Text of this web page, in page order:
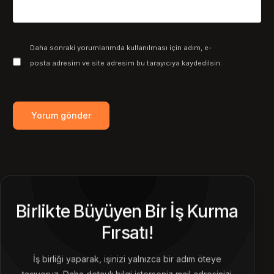
Daha sonraki yorumlarımda kullanılması için adım, e-
posta adresim ve site adresim bu tarayıcıya kaydedilsin.
Birlikte Büyüyen Bir İş Kurma
Fırsatı!
İş birliği yaparak, işinizi yalnızca bir adım öteye